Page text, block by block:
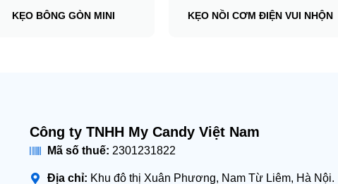
KẸO BÔNG GÒN MINI KẸO NỒI CƠM ĐIỆN VUI NHỘN
Công ty TNHH My Candy Việt Nam
Mã số thuế: 2301231822
Địa chỉ: Khu đô thị Xuân Phương, Nam Từ Liêm, Hà Nội.